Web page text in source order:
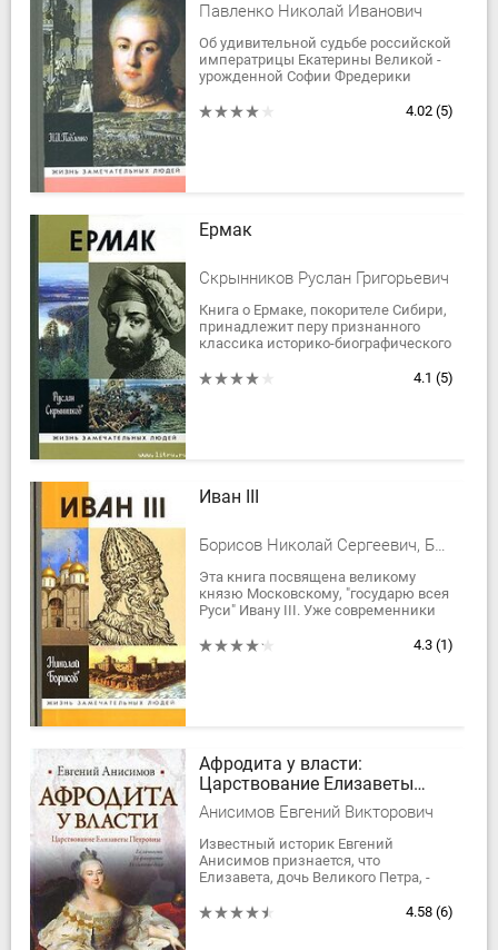
Павленко Николай Иванович
Об удивительной судьбе российской
императрицы Екатерины Великой -
урожденной Софии Фредерики
захолустного Ангальт-Цербстского
4.02 (5)
Ермак
Скрынников Руслан Григорьевич
Книга о Ермаке, покорителе Сибири,
принадлежит перу признанного
классика историко-биографического
Скрынникова. Основанная на
4.1 (5)
Иван III
Борисов Николай Сергеевич, Борисов Николай Андреевич
Эта книга посвящена великому
князю Московскому, "государю всея
Руси" Ивану III. Уже современники
политические достижения
4.3 (1)
Афродита у власти:
Царствование Елизаветы
Петровны
Анисимов Евгений Викторович
Известный историк Евгений
Анисимов признается, что
Елизавета, дочь Великого Петра, -
персонаж в русской истории. Она
4.58 (6)